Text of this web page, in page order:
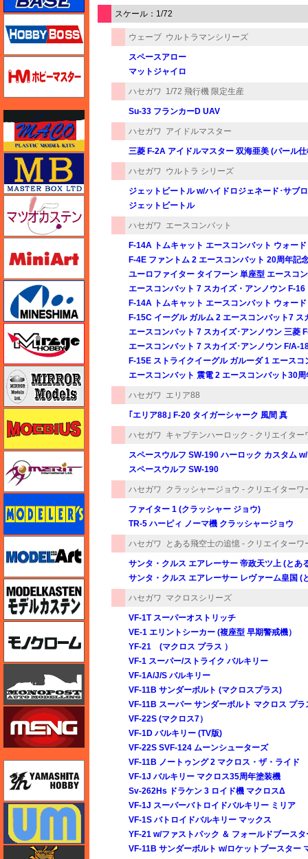
スケール：1/72
ウェーブ ウルトラマンシリーズ
スペースアロー
マットジャイロ
ハセガワ 1/72 飛行機 限定生産
Su-33 フランカーD UAV
ハセガワ アイドルマスター
三菱 F-2A アイドルマスター 双海亜美 (パール
ハセガワ ウルトラ シリーズ
ジェットビートル w/ハイドロジェネード･サブ
ジェットビートル
ハセガワ エースコンバット
F-14A トムキャット エースコンバット ウォー
F-4E ファントム 2 エースコンバット 20周年記
ユーロファイター タイフーン 単座型 エースコ
エースコンバット 7 スカイズ・アンノウン F-
F-14A トムキャット エースコンバット ウォー
F-15C イーグル ガルム 2 エースコンバット7 ス
エースコンバット 7 スカイズ･アンノウン 三菱
エースコンバット 7 スカイズ･アンノウン F/A-
F-15E ストライクイーグル ガルーダ 1 エース
エースコンバット 震電 2 エースコンバット30
ハセガワ エリア88
｢エリア88｣ F-20 タイガーシャーク 風間 真
ハセガワ キャプテンハーロック - クリエイター
スペースウルフ SW-190 ハーロック カスタム
スペースウルフ SW-190
ハセガワ クラッシャージョウ - クリエイターワ
ファイター 1 (クラッシャー ジョウ)
TR-5 ハーピィ ノーマ機 クラッシャージョウ
ハセガワ とある飛空士の追憶 - クリエイターワ
サンタ・クルス エアレーサー 帝政天ツ上 (とあ
サンタ・クルス エアレーサー レヴァーム皇国 (
ハセガワ マクロスシリーズ
VF-1T スーパーオストリッチ
VE-1 エリントシーカー (複座型 早期警戒機）
YF-21 (マクロス プラス ）
VF-1 スーパー/ストライク バルキリー
VF-1A/J/S バルキリー
VF-11B サンダーボルト (マクロスプラス)
VF-11B スーパー サンダーボルト マクロス プラ
VF-22S (マクロス7）
VF-1D バルキリー (TV版)
VF-22S SVF-124 ムーンシューターズ
VF-11B ノートゥング 2 マクロス・ザ・ライド
VF-1J バルキリー マクロス35周年塗装機
Sv-262Hs ドラケン 3 ロイド機 マクロスΔ
VF-1J スーパーバトロイドバルキリー ミリア
VF-1S バトロイドバルキリー マックス
YF-21 w/ファストパック ＆ フォールドブースタ
VF-11B サンダーボルト w/ロケットブースター
ホビーボス
ホビーマスター
マスターボックス
マツオカステン
ミラージュホビー
ミラーモデルズ
メリットインターナショナル
モデラーズ
モデルアート
モデルカステン
モノクローム
ライオンロア（LionRoar）